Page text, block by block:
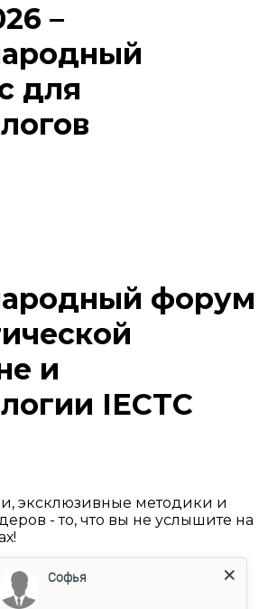
–
для
форум
и
IECTC
эксклюзивные методики и
- то, что вы не услышите на
среди косметологов и
пройдет в Москве с
г.
Софья